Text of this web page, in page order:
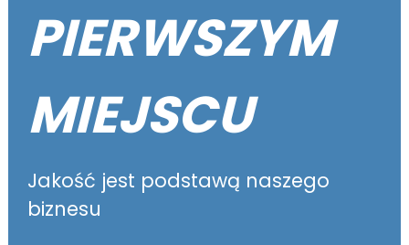
PIERWSZYM
MIEJSCU
Jakość jest podstawą naszego
biznesu